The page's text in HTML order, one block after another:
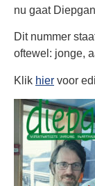
nu gaat
Dit nummer
oftewel: jonge,
Klik hier voor